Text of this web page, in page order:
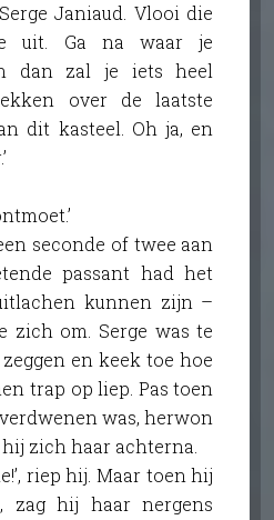
Janiaud. Vlooi die
uit. Ga na waar je
dan zal je iets heel
over de laatste
dit kasteel. Oh ja, en
seconde of twee aan
passant had het
kunnen zijn –
zich om. Serge was te
en keek toe hoe
trap op liep. Pas toen
was, herwon
zich haar achterna.
riep hij. Maar toen hij
zag hij haar nergens